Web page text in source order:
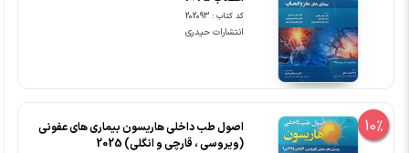
کد کتاب : 202093
انتشارات حیدری
10%
اصول طب داخلی هاریسون بیماری های عفونی
(ویروسی ، قارچی و انگلی) 2025